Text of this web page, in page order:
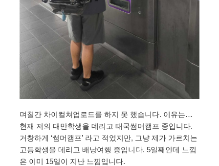
며칠간 차이컬쳐업로드를 하지 못 했습니다. 이유는…
현재 저의 대만학생을 데리고 태국썸머캠프 중입니다.
거창하게 ‘썸머캠프’ 라고 적었지만, 그냥 제가 가르치는
고등학생을 데리고 배낭여행 중입니다. 5일째인데 느낌
은 이미 15일이 지난 느낌입니다.